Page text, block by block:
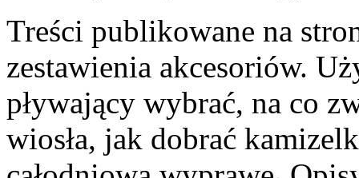
Treści publikowane na
zestawienia akcesoriów.
pływający wybrać, na co
wiosła, jak dobrać